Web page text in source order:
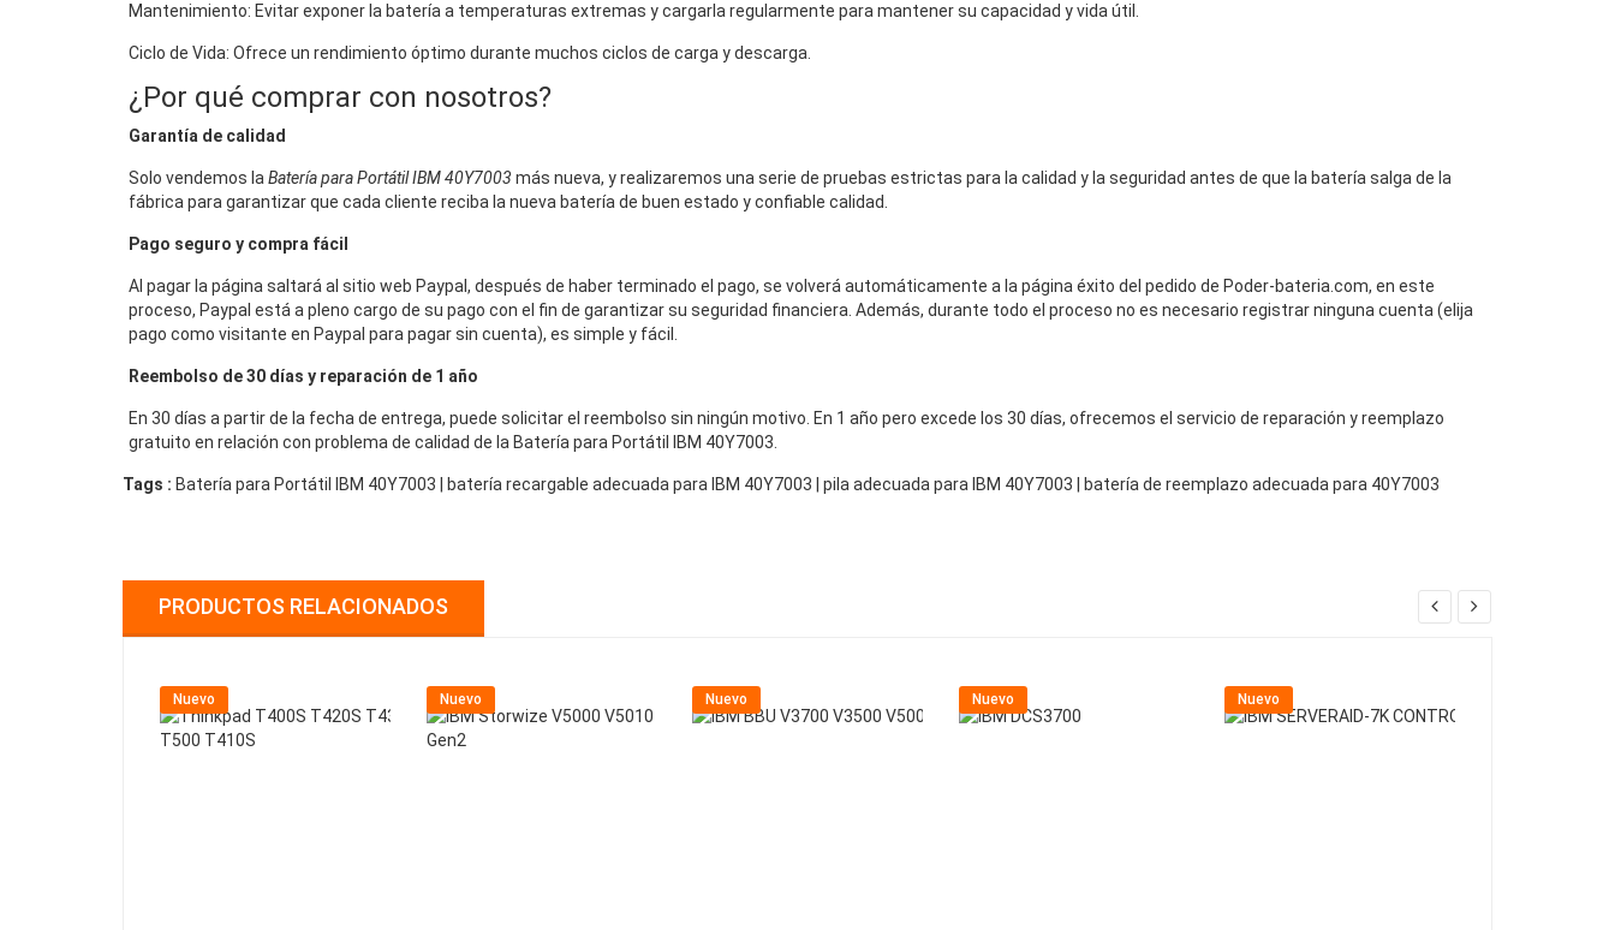
Mantenimiento: Evitar exponer la batería a temperaturas extremas y cargarla regularmente para mantener su capacidad y vida útil.
Ciclo de Vida: Ofrece un rendimiento óptimo durante muchos ciclos de carga y descarga.
¿Por qué comprar con nosotros?
Garantía de calidad
Solo vendemos laBatería para Portátil IBM 40Y7003 más nueva, y realizaremos una serie de pruebas estrictas para la calidad y la seguridad antes de que la batería salga de la
fábrica para garantizar que cada cliente reciba la nueva batería de buen estado y confiable calidad.
Pago seguro y compra fácil
Al pagar la página saltará al sitio web Paypal, después de haber terminado el pago, se volverá automáticamente a la página éxito del pedido de Poder-bateria.com, en este
proceso, Paypal está a pleno cargo de su pago con el fin de garantizar su seguridad financiera. Además, durante todo el proceso no es necesario registrar ninguna cuenta (elija
pago como visitante en Paypal para pagar sin cuenta), es simple y fácil.
Reembolso de 30 días y reparación de 1 año
En 30 días a partir de la fecha de entrega, puede solicitar el reembolso sin ningún motivo. En 1 año pero excede los 30 días, ofrecemos el servicio de reparación y reemplazo
gratuito en relación con problema de calidad de la Batería para Portátil IBM 40Y7003.
Tags : Batería para Portátil IBM 40Y7003 | batería recargable adecuada para IBM 40Y7003 | pila adecuada para IBM 40Y7003 | batería de reemplazo adecuada para 40Y7003
PRODUCTOS RELACIONADOS
Nuevo Nuevo Nuevo Nuevo Nuevo